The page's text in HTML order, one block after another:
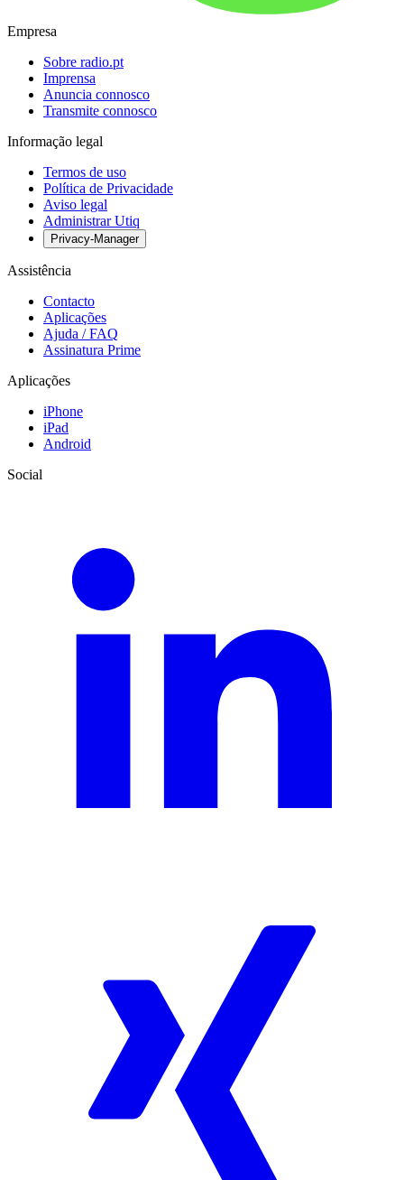
Empresa
Sobre radio.pt
Imprensa
Anuncia connosco
Transmite connosco
Informação legal
Termos de uso
Política de Privacidade
Aviso legal
Administrar Utiq
Privacy-Manager
Assistência
Contacto
Aplicações
Ajuda / FAQ
Assinatura Prime
Aplicações
iPhone
iPad
Android
Social